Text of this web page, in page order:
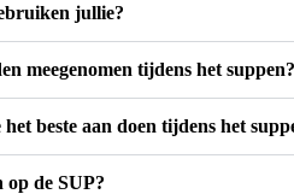
jullie?
meegenomen tijdens het suppen?
beste aan doen tijdens het
op de SUP?